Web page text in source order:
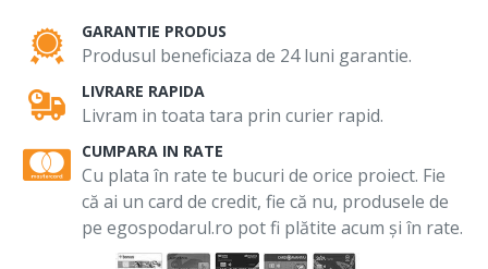
GARANTIE PRODUS
Produsul beneficiaza de 24 luni garantie.
LIVRARE RAPIDA
Livram in toata tara prin curier rapid.
CUMPARA IN RATE
Cu plata în rate te bucuri de orice proiect. Fie
că ai un card de credit, fie că nu, produsele de
pe egospodarul.ro pot fi plătite acum și în rate.